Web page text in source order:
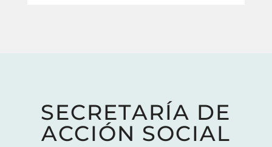
SECRETARÍA DE
ACCIÓN SOCIAL